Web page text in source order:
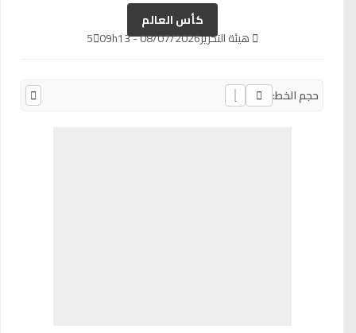
كأس العالم
هيئة التحرير08/07/2026 - 09h13
5
حجم الخط: